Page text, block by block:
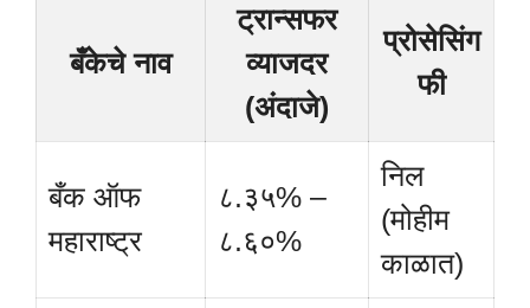
बँकेचे नाव
ट्रान्सफर
व्याजदर
(अंदाजे)
प्रोसेसिंग
फी
बँक ऑफ
महाराष्ट्र
८.३५% –
८.६०%
निल
(मोहीम
काळात)